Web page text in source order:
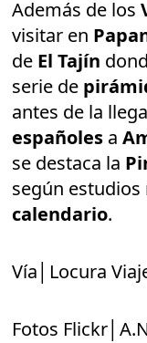
Además de los
visitar en
de El Tajín
serie de
antes de la
españoles a
se destaca la
según
calendario.
Vía│Locura
Fotos